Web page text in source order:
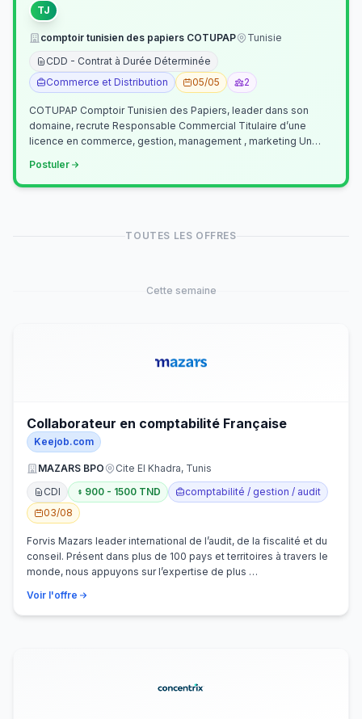
TJ
comptoir tunisien des papiers COTUPAP
Tunisie
CDD - Contrat à Durée Déterminée
Commerce et Distribution
05/05 2
COTUPAP Comptoir Tunisien des Papiers, leader dans son
domaine, recrute Responsable Commercial Titulaire d’une
licence en commerce, gestion, management , marketing Un
Postuler
TOUTES LES OFFRES
Cette semaine
Collaborateur en comptabilité Française
Keejob.com
MAZARS BPO
Cite El Khadra, Tunis
CDI
900 - 1500 TND
comptabilité / gestion / audit
03/08
Forvis Mazars leader international de l’audit, de la fiscalité et du
conseil. Présent dans plus de 100 pays et territoires à travers le
monde, nous appuyons sur l’expertise de plus …
Voir l'offre